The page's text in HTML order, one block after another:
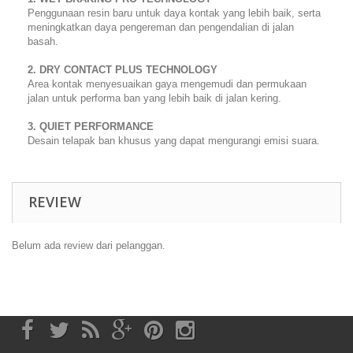
Penggunaan resin baru untuk daya kontak yang lebih baik, serta
meningkatkan daya pengereman dan pengendalian di jalan
basah.
2. DRY CONTACT PLUS TECHNOLOGY
Area kontak menyesuaikan gaya mengemudi dan permukaan
jalan untuk performa ban yang lebih baik di jalan kering.
3. QUIET PERFORMANCE
Desain telapak ban khusus yang dapat mengurangi emisi suara.
REVIEW
Belum ada review dari pelanggan.